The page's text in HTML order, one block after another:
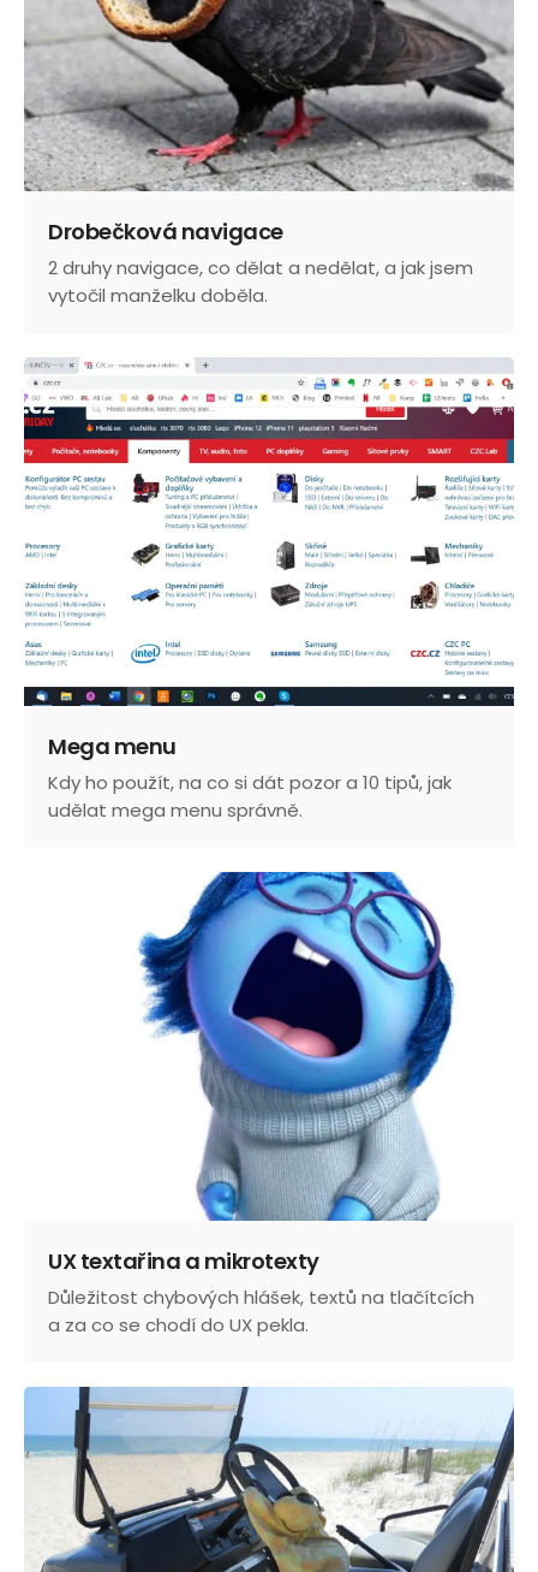
Drobečková navigace
2 druhy navigace, co dělat a nedělat, a jak jsem
vytočil manželku doběla.
Mega menu
Kdy ho použít, na co si dát pozor a 10 tipů, jak
udělat mega menu správně.
UX textařina a mikrotexty
Důležitost chybových hlášek, textů na tlačítcích
a za co se chodí do UX pekla.